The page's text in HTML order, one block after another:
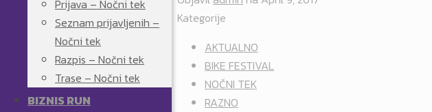
Prijava – Nočni tek
Seznam prijavljenih –
Nočni tek
Razpis – Nočni tek
Trase – Nočni tek
BIZNIS RUN
Kategorije
AKTUALNO
BIKE FESTIVAL
NOČNI TEK
RAZNO